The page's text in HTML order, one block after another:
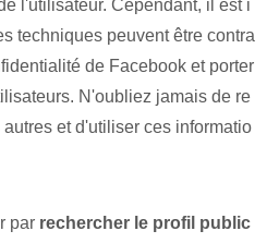
l'utilisateur. Cependant, il est i
techniques⁣ peuvent être contra
de Facebook et porter
N'oubliez jamais de re
et d'utiliser ces informatio
par rechercher le profil public